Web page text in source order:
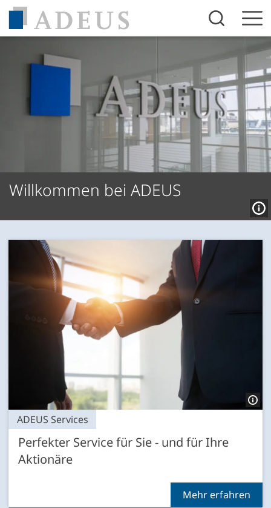
Inhalt anspringen
Willkommen bei ADEUS
ADEUS Services
Perfekter Service für Sie - und für Ihre
Aktionäre